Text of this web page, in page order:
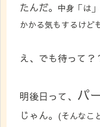
たんだ。 中身「は
かかる気もするけど
え、でも待って？
明後日って、 パ
じゃん。 (そんなこ